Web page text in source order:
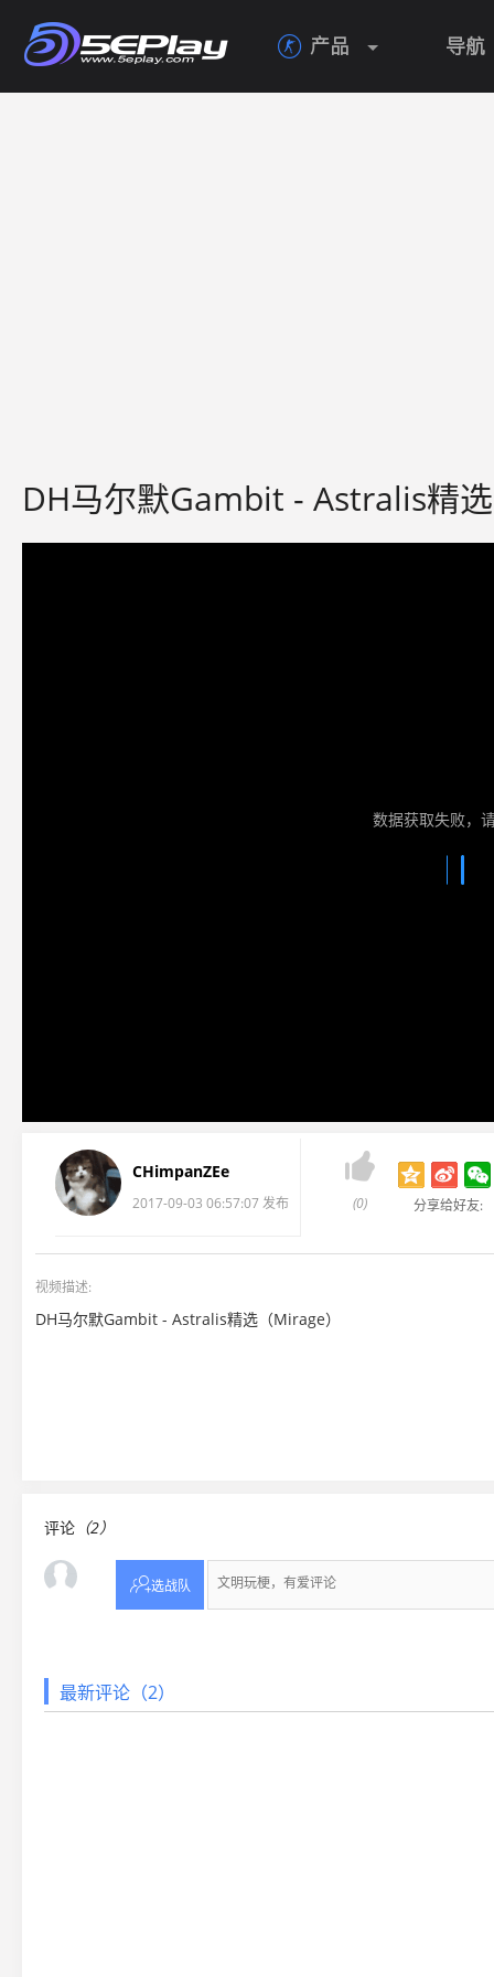
 产品 导航
DH马尔默Gambit - Astralis精
数据获取失败，
CHimpanZEe
2017-09-03 06:57:07 发布

(0) 分享给好友:
视频描述:
DH马尔默Gambit - Astralis精选（Mirage）
评论 （2）
选战队
最新评论（2）